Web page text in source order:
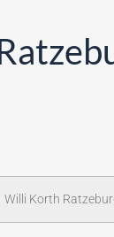
Willi Korth